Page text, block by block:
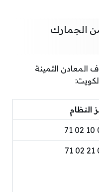
من الجمارك
المعادن الثمينة
النظام